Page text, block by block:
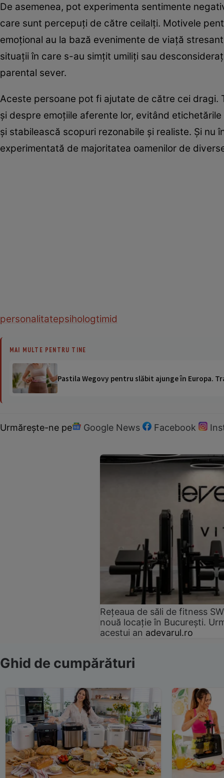
De asemenea, pot experimenta sentimente
care sunt percepuţi de către ceilalţi. Motivele
emoţional au la bază evenimente de viaţă
situaţii în care s-au simţit umiliţi sau
parental sever.
Aceste persoane pot fi ajutate de către cei
şi despre emoţiile aferente lor, evitând
şi stabilească scopuri rezonabile şi realiste. Şi
experimentată de majoritatea oamenilor de
personalitatepsihologtimid
MAI MULTE PENTRU TINE
Pastila Wegovy pentru slăbit ajunge în Europa.
Urmărește-ne pe Google News Facebook
Rețeaua de săli de fitness
nouă locație în București.
acestui an adevarul.ro
Ghid de cumpărături